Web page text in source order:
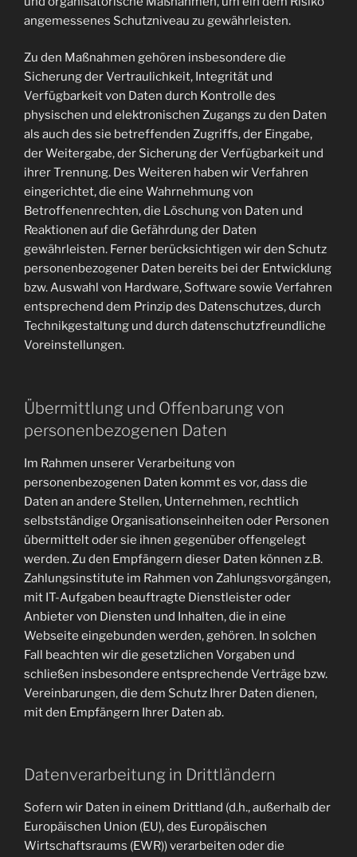
angemessenes Schutzniveau zu gewährleisten.
Zu den Maßnahmen gehören insbesondere die
Sicherung der Vertraulichkeit, Integrität und
Verfügbarkeit von Daten durch Kontrolle des
physischen und elektronischen Zugangs zu den Daten
als auch des sie betreffenden Zugriffs, der Eingabe,
der Weitergabe, der Sicherung der Verfügbarkeit und
ihrer Trennung. Des Weiteren haben wir Verfahren
eingerichtet, die eine Wahrnehmung von
Betroffenenrechten, die Löschung von Daten und
Reaktionen auf die Gefährdung der Daten
gewährleisten. Ferner berücksichtigen wir den Schutz
personenbezogener Daten bereits bei der Entwicklung
bzw. Auswahl von Hardware, Software sowie Verfahren
entsprechend dem Prinzip des Datenschutzes, durch
Technikgestaltung und durch datenschutzfreundliche
Voreinstellungen.
Übermittlung und Offenbarung von
personenbezogenen Daten
Im Rahmen unserer Verarbeitung von
personenbezogenen Daten kommt es vor, dass die
Daten an andere Stellen, Unternehmen, rechtlich
selbstständige Organisationseinheiten oder Personen
übermittelt oder sie ihnen gegenüber offengelegt
werden. Zu den Empfängern dieser Daten können z.B.
Zahlungsinstitute im Rahmen von Zahlungsvorgängen,
mit IT-Aufgaben beauftragte Dienstleister oder
Anbieter von Diensten und Inhalten, die in eine
Webseite eingebunden werden, gehören. In solchen
Fall beachten wir die gesetzlichen Vorgaben und
schließen insbesondere entsprechende Verträge bzw.
Vereinbarungen, die dem Schutz Ihrer Daten dienen,
mit den Empfängern Ihrer Daten ab.
Datenverarbeitung in Drittländern
Sofern wir Daten in einem Drittland (d.h., außerhalb der
Europäischen Union (EU), des Europäischen
Wirtschaftsraums (EWR)) verarbeiten oder die